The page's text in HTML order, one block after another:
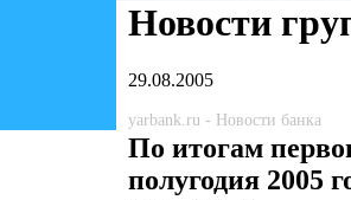
Новости
29.08.2005
yarbank.ru - Новости банка
По итогам
полугодия 2005